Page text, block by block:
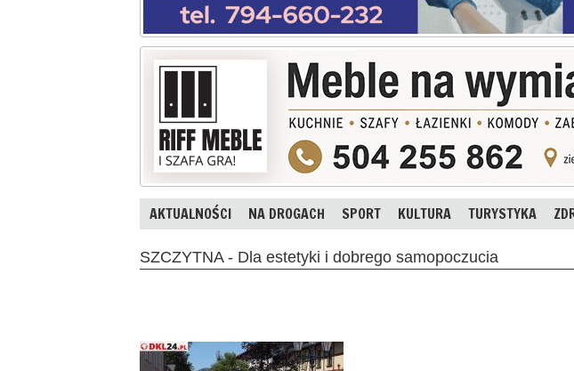
AKTUALNOŚCI NA DROGACH SPORT KULTURA TURYSTYKA
SZCZYTNA - Dla estetyki i dobrego samopoczucia